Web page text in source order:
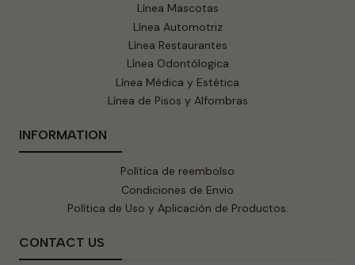
Línea Mascotas
Línea Automotriz
Línea Restaurantes
Línea Odontólogica
Línea Médica y Estética
Línea de Pisos y Alfombras
INFORMATION
Política de reembolso
Condiciones de Envio
Política de Uso y Aplicación de Productos.
CONTACT US